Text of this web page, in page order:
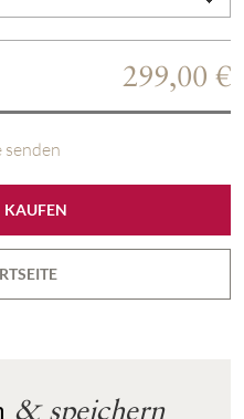
299,00 €
senden
& speichern